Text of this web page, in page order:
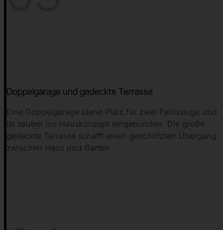
Doppelgarage und gedeckte Terrasse
Eine Doppelgarage bietet Platz für zwei Fahrzeuge und
ist sauber ins Hauskonzept eingebunden. Die große
gedeckte Terrasse schafft einen geschützten Übergang
zwischen Haus und Garten.